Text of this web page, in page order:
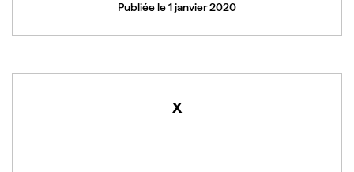
Publiée le 1 janvier 2020
x